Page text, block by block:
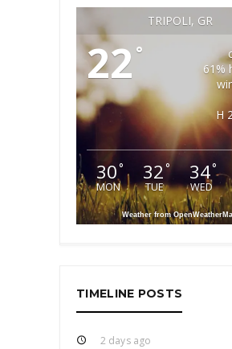
TRIPOLI, GR
22 °
61%
H
30°
MON
32°
TUE
34°
WED
Weather from
TIMELINE POSTS
2 days ago